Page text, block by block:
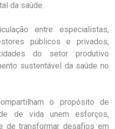
da saúde.
entre especialistas,
públicos e privados,
do setor produtivo
sustentável da saúde no
o propósito de
de vida unem esforços,
de transformar desafios em